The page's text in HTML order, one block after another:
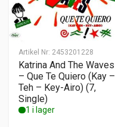
Artikel Nr: 2453201228
Katrina And The Waves
– Que Te Quiero (Kay –
Teh – Key-Airo) (7,
Single)
1 i lager